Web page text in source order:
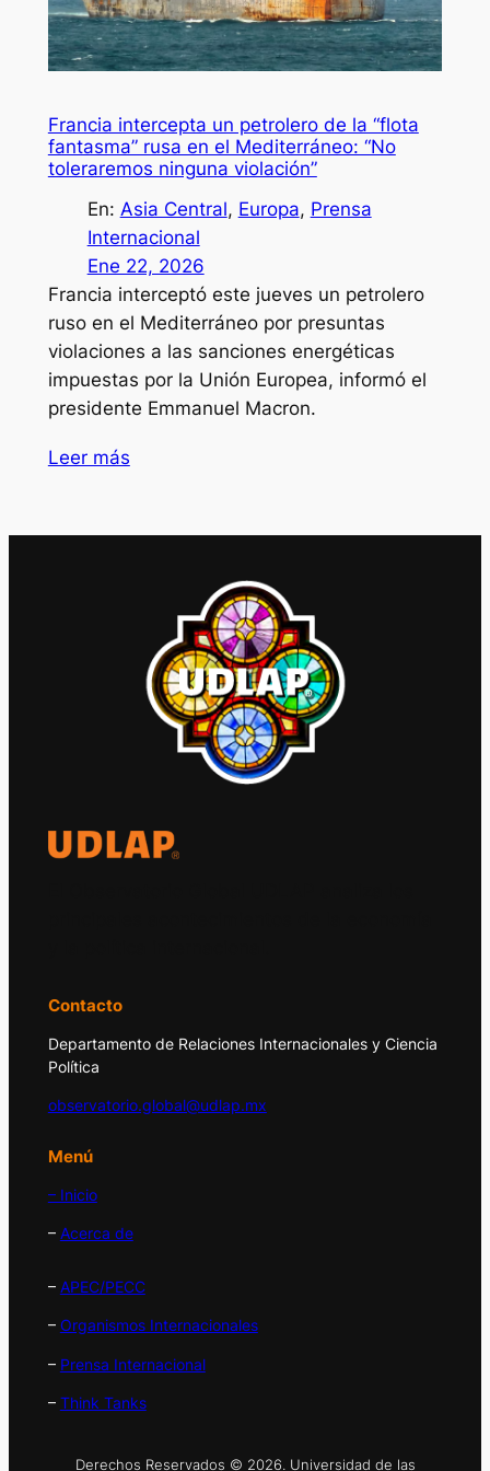
Francia intercepta un petrolero de la “flota
fantasma” rusa en el Mediterráneo: “No
toleraremos ninguna violación”
En: Asia Central, Europa, Prensa
Internacional
Ene 22, 2026
Francia interceptó este jueves un petrolero
ruso en el Mediterráneo por presuntas
violaciones a las sanciones energéticas
impuestas por la Unión Europea, informó el
presidente Emmanuel Macron.
Leer más
Contacto
Departamento de Relaciones Internacionales y Ciencia
Política
observatorio.global@udlap.mx
Menú
– Inicio
– Acerca de
– APEC/PECC
– Organismos Internacionales
– Prensa Internacional
– Think Tanks
Derechos Reservados © 2026. Universidad de las